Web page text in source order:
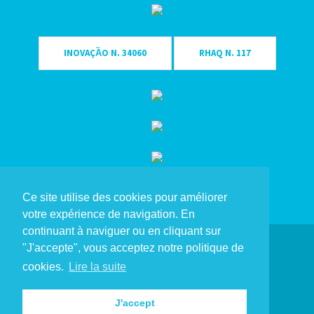
Ce site utilise des cookies pour améliorer
votre expérience de navigation. En
continuant à naviguer ou en cliquant sur
"J'accepte", vous acceptez notre politique de
cookies.
Lire la suite
J'accept
INOVAÇȀO N. 34060 RHAQ N. 117
Copyright Eme Singular® 2023. Tous droits réservés.
Politique de Confidentialité
Canal de Dénonciation
X - 30
X - 31
X - 32
X - 33
X - 34
X - 35
X - 36
X - 37
X - 39
X - 40
X - 41
X - 43
X - 44